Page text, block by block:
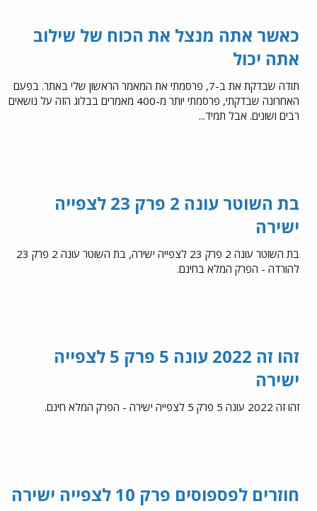
כאשר אתה מנצל את הכוח של שילוב
אתה יכול
תודה שבדקת את ב-7, פרסמתי את המאמר הראשון שלי באתר. בפעם
האחרונה שבדקתי, פרסמתי יותר מ-400 מאמרים בבלוג הזה על נושאים
רבים ושונים. אבל תמיד...
בת השוטר עונה 2 פרק 23 לצפייה
ישירה
בת השוטר עונה 2 פרק 23 לצפייה ישירה, בת השוטר עונה 2 פרק 23
להורדה - הפרק המלא בחינם.
זהו זה 2022 עונה 5 פרק 5 לצפייה
ישירה
זהו זה 2022 עונה 5 פרק 5 לצפייה ישירה - הפרק המלא חינם.
חוזרים לפספוסים פרק 10 לצפייה ישירה